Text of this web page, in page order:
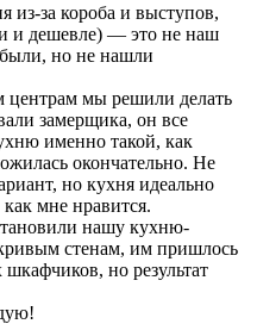
из-за короба и выступов,
и дешевле) — это не наш
но не нашли
центрам мы решили делать
замерщика, он все
именно такой, как
окончательно. Не
но кухня идеально
мне нравится.
нашу кухню-
стенам, им пришлось
но результат